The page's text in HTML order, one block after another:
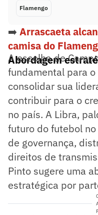
Flamengo
➡️ Arrascaeta
camisa do
Abordagem
A escolha de
fundamental para
consolidar sua
contribuir para o
no país. A Libra,
futuro do futebol
de governança,
direitos de
Pinto sugere uma
estratégica por